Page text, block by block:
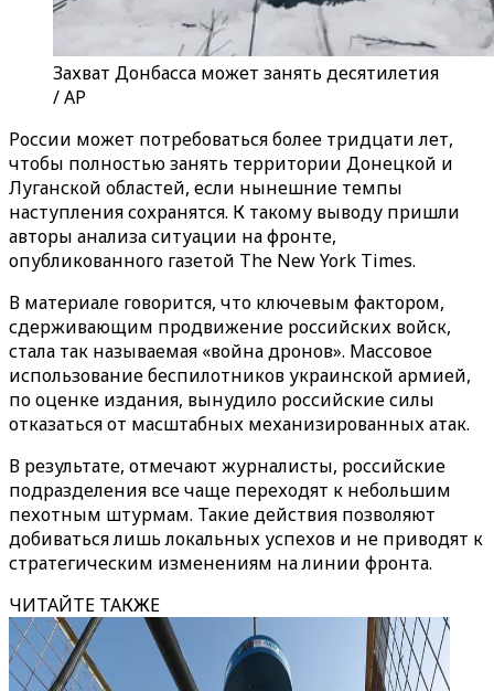
Захват Донбасса может занять десятилетия
/ AP
России может потребоваться более тридцати лет,
чтобы полностью занять территории Донецкой и
Луганской областей, если нынешние темпы
наступления сохранятся. К такому выводу пришли
авторы анализа ситуации на фронте,
опубликованного газетой The New York Times.
В материале говорится, что ключевым фактором,
сдерживающим продвижение российских войск,
стала так называемая «война дронов». Массовое
использование беспилотников украинской армией,
по оценке издания, вынудило российские силы
отказаться от масштабных механизированных атак.
В результате, отмечают журналисты, российские
подразделения все чаще переходят к небольшим
пехотным штурмам. Такие действия позволяют
добиваться лишь локальных успехов и не приводят к
стратегическим изменениям на линии фронта.
ЧИТАЙТЕ ТАКЖЕ